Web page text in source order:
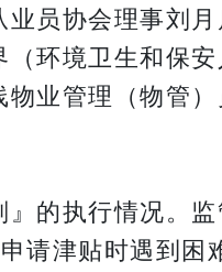
员协会理事刘月
环境卫生和保安
业管理（物管）
的执行情况。监
请津贴时遇到困